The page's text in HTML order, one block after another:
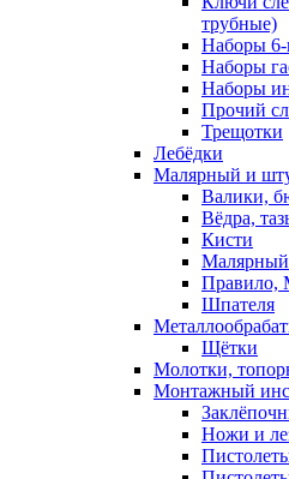
трубные)
Наборы
Наборы
Наборы
Прочий
Трещотки
Лебёдки
Малярный и
Валики,
Вёдра,
Кисти
Малярный
Правило,
Шпателя
Щётки
Молотки,
Монтажный
Ножи и